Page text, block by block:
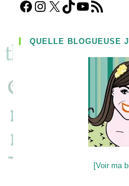
Facebook
Instagram
X TikTokYouTube
Flux RSS
QUELLE BLOGUEUSE
[Voir ma